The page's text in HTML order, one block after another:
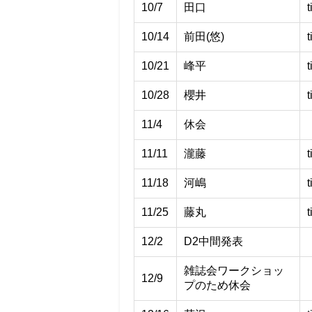
10/7 田口
10/14 前田(悠)
10/21 峰平
10/28 櫻井
11/4 休会
11/11 瀧藤
11/18 河嶋
11/25 藤丸
12/2 D2中間発表
12/9
雑誌会ワークショッ
プのため休会